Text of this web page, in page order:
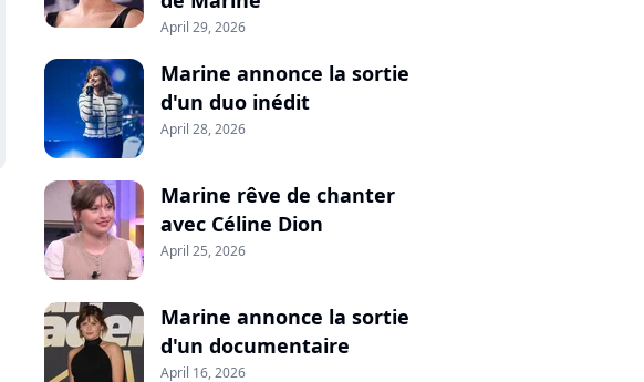
April 29, 2026
Marine annonce la sortie
d'un duo inédit
April 28, 2026
Marine rêve de chanter
avec Céline Dion
April 25, 2026
Marine annonce la sortie
d'un documentaire
April 16, 2026